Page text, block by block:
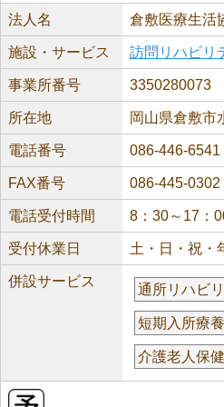
法人名 倉敷医療生活
施設・サービス 訪問リハビリ
事業所番号 3350280073
所在地 岡山県倉敷市
電話番号 086-446-6541
FAX番号 086-445-0302
電話受付時間 8：30～17：
受付休業日 土・日・祝・
併設サービス
通所リハビ
短期入所療
介護老人保